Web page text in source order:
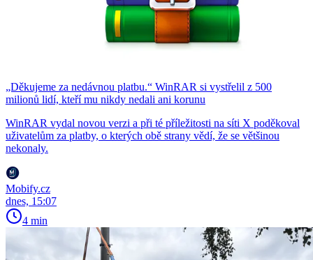
„Děkujeme za nedávnou platbu.“ WinRAR si vystřelil z 500
milionů lidí, kteří mu nikdy nedali ani korunu
WinRAR vydal novou verzi a při té příležitosti na síti X poděkoval
uživatelům za platby, o kterých obě strany vědí, že se většinou
nekonaly.
Mobify.cz
dnes, 15:07
4 min